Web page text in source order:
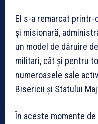
El s-a remarcat
și misionară,
un model de dăruire
militari, cât și pentru
numeroasele sale
Bisericii și Statului
În aceste momente